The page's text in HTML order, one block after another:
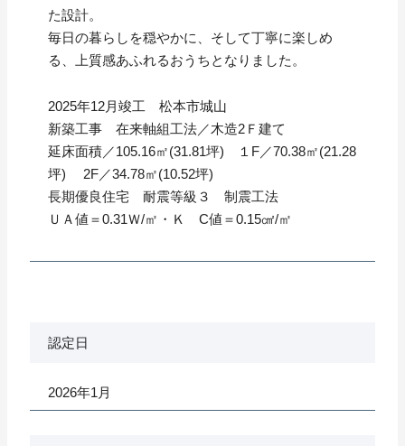
た設計。
毎日の暮らしを穏やかに、そして丁寧に楽しめ
る、上質感あふれるおうちとなりました。
2025年12月竣工 松本市城山
新築工事 在来軸組工法／木造2Ｆ建て
延床面積／105.16㎡(31.81坪) １F／70.38㎡(21.28
坪) 2F／34.78㎡(10.52坪)
長期優良住宅 耐震等級３ 制震工法
ＵＡ値＝0.31Ｗ/㎡・Ｋ C値＝0.15㎠/㎡
認定日
2026年1月